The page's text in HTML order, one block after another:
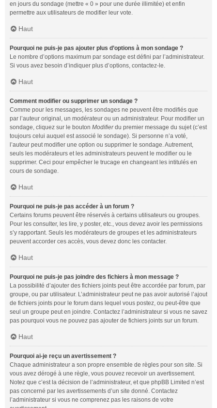
en jours du sondage (mettre « 0 » pour une durée illimitée) et enfin
permettre aux utilisateurs de modifier leur vote.
Haut
Pourquoi ne puis-je pas ajouter plus d’options à mon sondage ?
Le nombre d’options maximum par sondage est défini par l’administrateur.
Si vous avez besoin d’indiquer plus d’options, contactez-le.
Haut
Comment modifier ou supprimer un sondage ?
Comme pour les messages, les sondages ne peuvent être modifiés que
par l’auteur original, un modérateur ou un administrateur. Pour modifier un
sondage, cliquez sur le bouton Modifierdu premier message du sujet (c’est
toujours celui auquel est associé le sondage). Si personne n’a voté,
l’auteur peut modifier une option ou supprimer le sondage. Autrement,
seuls les modérateurs et les administrateurs peuvent le modifier ou le
supprimer. Ceci pour empêcher le trucage en changeant les intitulés en
cours de sondage.
Haut
Pourquoi ne puis-je pas accéder à un forum ?
Certains forums peuvent être réservés à certains utilisateurs ou groupes.
Pour les consulter, les lire, y poster, etc., vous devez avoir les permissions
s’y rapportant. Seuls les modérateurs de groupes et les administrateurs
peuvent accorder ces accès, vous devez donc les contacter.
Haut
Pourquoi ne puis-je pas joindre des fichiers à mon message ?
La possibilité d’ajouter des fichiers joints peut être accordée par forum, par
groupe, ou par utilisateur. L’administrateur peut ne pas avoir autorisé l’ajout
de fichiers joints pour le forum dans lequel vous postez, ou peut-être que
seul un groupe peut en joindre. Contactez l’administrateur si vous ne savez
pas pourquoi vous ne pouvez pas ajouter de fichiers joints sur un forum.
Haut
Pourquoi ai-je reçu un avertissement ?
Chaque administrateur a son propre ensemble de règles pour son site. Si
vous avez dérogé à une règle, vous pouvez recevoir un avertissement.
Notez que c’est la décision de l’administrateur, et que phpBB Limited n’est
pas concerné par les avertissements d’un site donné. Contactez
l’administrateur si vous ne comprenez pas les raisons de votre